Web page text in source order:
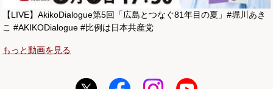
【LIVE】AkikoDialogue第5回「広島とつなぐ81年目の夏」#堀川あき
こ #AKIKODialogue #比例は日本共産党
もっと動画を見る